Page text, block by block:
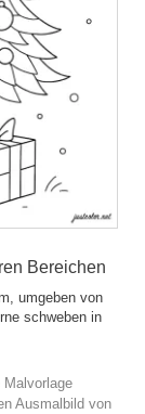
Bereichen
umgeben von
schweben in
Ausmalbild von